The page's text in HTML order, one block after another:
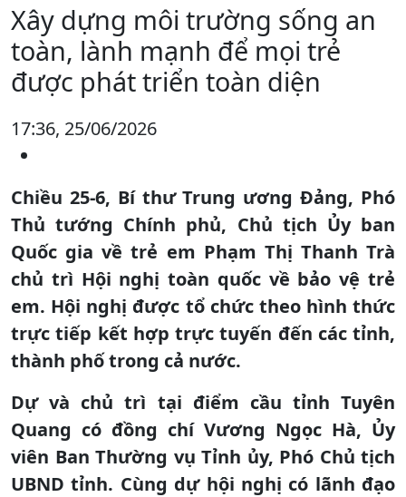
Xây dựng môi trường sống an
toàn, lành mạnh để mọi trẻ
được phát triển toàn diện
17:36, 25/06/2026
Chiều 25-6, Bí thư Trung ương Đảng, Phó
Thủ tướng Chính phủ, Chủ tịch Ủy ban
Quốc gia về trẻ em Phạm Thị Thanh Trà
chủ trì Hội nghị toàn quốc về bảo vệ trẻ
em. Hội nghị được tổ chức theo hình thức
trực tiếp kết hợp trực tuyến đến các tỉnh,
thành phố trong cả nước.
Dự và chủ trì tại điểm cầu tỉnh Tuyên
Quang có đồng chí Vương Ngọc Hà, Ủy
viên Ban Thường vụ Tỉnh ủy, Phó Chủ tịch
UBND tỉnh. Cùng dự hội nghị có lãnh đạo